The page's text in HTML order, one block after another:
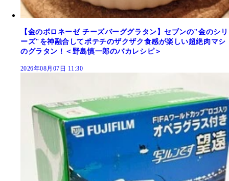
【金のボロネーゼ チーズバーググラタン】セブンの"金のシリ
ーズ"を神融合してポテチのザクザク食感が楽しい超絶肉マシ
のグラタン！＜野島慎一郎のバカレシピ＞
2026年08月07日 11:30